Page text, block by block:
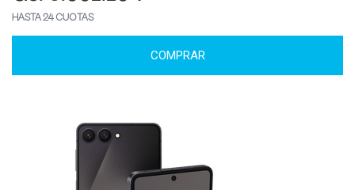
HASTA 24 CUOTAS
COMPRAR